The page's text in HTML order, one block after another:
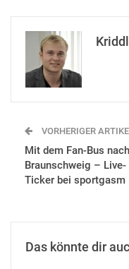
Kriddl
VORHERIGER
Mit dem Fan-Bus nach
Braunschweig – Live-
Ticker bei sportgasm
Das könnte dir